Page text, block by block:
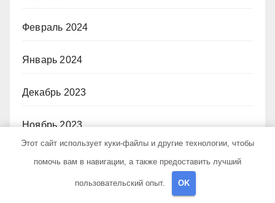
Февраль 2024
Январь 2024
Декабрь 2023
Ноябрь 2023
Октябрь 2023
Этот сайт использует куки-файлы и другие технологии, чтобы
помочь вам в навигации, а также предоставить лучший
пользовательский опыт. OK